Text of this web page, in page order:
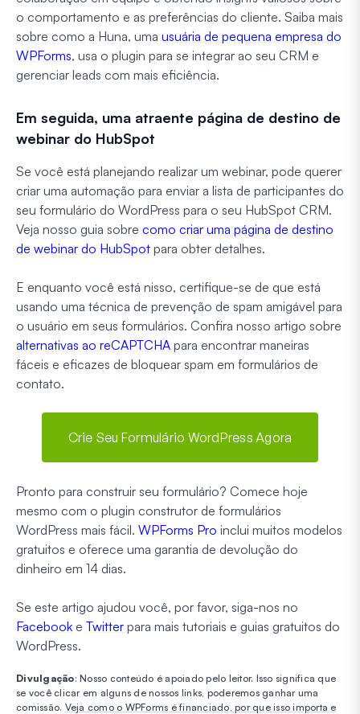
o comportamento e as preferências do cliente. Saiba mais
sobre como a Huna, uma usuária de pequena empresa do
WPForms, usa o plugin para se integrar ao seu CRM e
gerenciar leads com mais eficiência.
Em seguida, uma atraente página de destino de
webinar do HubSpot
Se você está planejando realizar um webinar, pode querer
criar uma automação para enviar a lista de participantes do
seu formulário do WordPress para o seu HubSpot CRM.
Veja nosso guia sobre como criar uma página de destino
de webinar do HubSpot para obter detalhes.
E enquanto você está nisso, certifique-se de que está
usando uma técnica de prevenção de spam amigável para
o usuário em seus formulários. Confira nosso artigo sobre
alternativas ao reCAPTCHA para encontrar maneiras
fáceis e eficazes de bloquear spam em formulários de
contato.
Crie Seu Formulário WordPress Agora
Pronto para construir seu formulário? Comece hoje
mesmo com o plugin construtor de formulários
WordPress mais fácil. WPForms Pro inclui muitos modelos
gratuitos e oferece uma garantia de devolução do
dinheiro em 14 dias.
Se este artigo ajudou você, por favor, siga-nos no
Facebook e Twitter para mais tutoriais e guias gratuitos do
WordPress.
Divulgação: Nosso conteúdo é apoiado pelo leitor. Isso significa que
se você clicar em alguns de nossos links, poderemos ganhar uma
comissão. Veja como o WPForms é financiado, por que isso importa e